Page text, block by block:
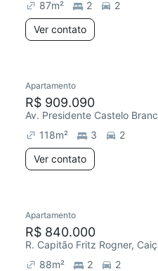
87m² 2
2
Ver contato
Apartamento
R$ 909.090
Av. Presidente Castelo
118m² 3
2
Ver contato
Apartamento
R$ 840.000
R. Capitão Fritz Rogner,
88m² 2
2